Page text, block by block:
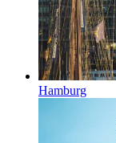
Hamburg